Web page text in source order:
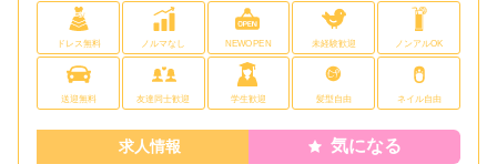
ドレス無料 ノルマなし NEWOPEN 未経験歓迎 ノンアルOK
送迎無料 友達同士歓迎 学生歓迎 髪型自由 ネイル自由
求人情報 気になる